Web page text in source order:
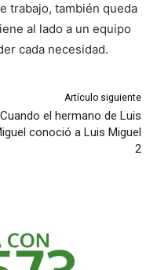
trabajo, también queda
al lado a un equipo
cada necesidad.
Artículo siguiente
Cuando el hermano de Luis
conoció a Luis Miguel
2